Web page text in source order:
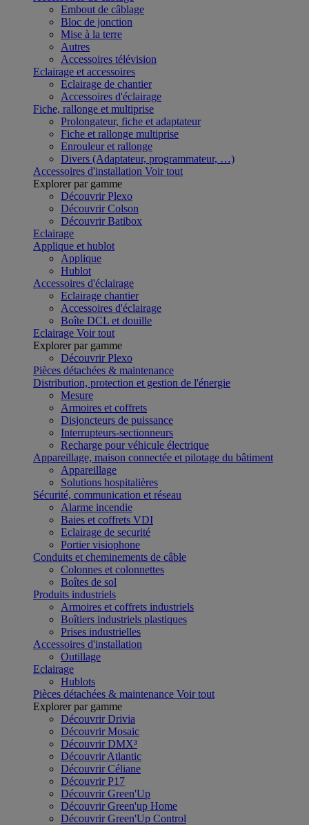
Embout de câblage
Bloc de jonction
Mise à la terre
Autres
Accessoires télévision
Eclairage et accessoires
Eclairage de chantier
Accessoires d'éclairage
Fiche, rallonge et multiprise
Prolongateur, fiche et adaptateur
Fiche et rallonge multiprise
Enrouleur et rallonge
Divers (Adaptateur, programmateur, …)
Accessoires d'installation Voir tout
Explorer par gamme
Découvrir Plexo
Découvrir Colson
Découvrir Batibox
Eclairage
Applique et hublot
Applique
Hublot
Accessoires d'éclairage
Eclairage chantier
Accessoires d'éclairage
Boîte DCL et douille
Eclairage Voir tout
Explorer par gamme
Découvrir Plexo
Pièces détachées & maintenance
Distribution, protection et gestion de l'énergie
Mesure
Armoires et coffrets
Disjoncteurs de puissance
Interrupteurs-sectionneurs
Recharge pour véhicule électrique
Appareillage, maison connectée et pilotage du bâtiment
Appareillage
Solutions hospitalières
Sécurité, communication et réseau
Alarme incendie
Baies et coffrets VDI
Eclairage de securité
Portier visiophone
Conduits et cheminements de câble
Colonnes et colonnettes
Boîtes de sol
Produits industriels
Armoires et coffrets industriels
Boîtiers industriels plastiques
Prises industrielles
Accessoires d'installation
Outillage
Eclairage
Hublots
Pièces détachées & maintenance Voir tout
Explorer par gamme
Découvrir Drivia
Découvrir Mosaic
Découvrir DMX³
Découvrir Atlantic
Découvrir Céliane
Découvrir P17
Découvrir Green'Up
Découvrir Green'up Home
Découvrir Green'Up Control